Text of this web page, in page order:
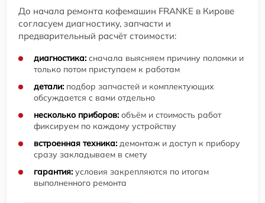
До начала ремонта кофемашин FRANKE в Кирове
согласуем диагностику, запчасти и
предварительный расчёт стоимости:
диагностика: сначала выясняем причину поломки и
только потом приступаем к работам
детали: подбор запчастей и комплектующих
обсуждается с вами отдельно
несколько приборов: объём и стоимость работ
фиксируем по каждому устройству
встроенная техника: демонтаж и доступ к прибору
сразу закладываем в смету
гарантия: условия закрепляются по итогам
выполненного ремонта